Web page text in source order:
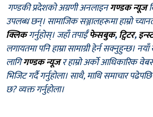
गण्डकी प्रदेशको अग्रणी अनलाइनगण्डक न्यूज
उपलब्ध छन्। सामाजिक सञ्जालहरूमा हाम्रो
क्लिकगर्नुहोस्। जहाँ तपाईँफेसबुक,ट्विटर,
लगायतमा पनि हाम्रा सामाग्री हेर्न सक्नुहुन्छ।
लागिगण्डक न्यूजर हाम्रो अर्को आधिकारिक
भिजिट गर्दै गर्नुहोला। साथै, माथि समाचार
छ? व्यक्त गर्नुहोला।